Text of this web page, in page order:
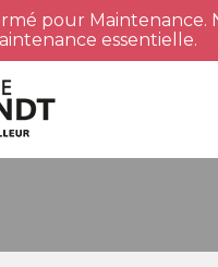
pour Maintenance.
essentielle.